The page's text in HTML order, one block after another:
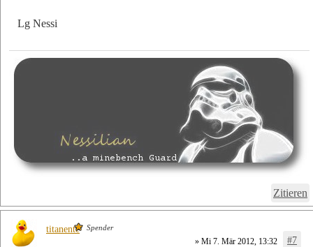
Lg Nessi
Zitieren
» Mi 7. Mär 2012, 13:32 #7
titanente Spender